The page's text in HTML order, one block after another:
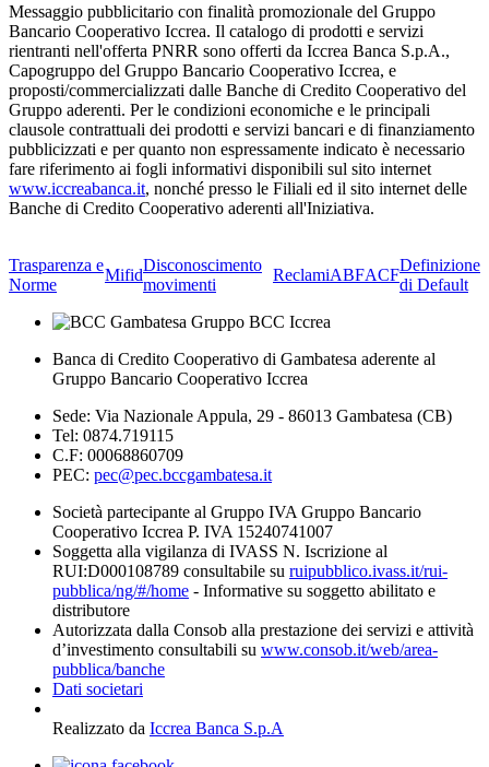
Messaggio pubblicitario con finalità promozionale del Gruppo
Bancario Cooperativo Iccrea. Il catalogo di prodotti e servizi
rientranti nell'offerta PNRR sono offerti da Iccrea Banca S.p.A.,
Capogruppo del Gruppo Bancario Cooperativo Iccrea, e
proposti/commercializzati dalle Banche di Credito Cooperativo del
Gruppo aderenti. Per le condizioni economiche e le principali
clausole contrattuali dei prodotti e servizi bancari e di finanziamento
pubblicizzati e per quanto non espressamente indicato è necessario
fare riferimento ai fogli informativi disponibili sul sito internet
www.iccreabanca.it, nonché presso le Filiali ed il sito internet delle
Banche di Credito Cooperativo aderenti all'Iniziativa.
Trasparenza e
Norme
Mifid
Disconoscimento
movimenti
ReclamiABFACF
Definizione
di Default
Banca di Credito Cooperativo di Gambatesa aderente al
Gruppo Bancario Cooperativo Iccrea
Sede: Via Nazionale Appula, 29 - 86013 Gambatesa (CB)
Tel: 0874.719115
C.F: 00068860709
PEC: pec@pec.bccgambatesa.it
Società partecipante al Gruppo IVA Gruppo Bancario
Cooperativo Iccrea P. IVA 15240741007
Soggetta alla vigilanza di IVASS N. Iscrizione al
RUI:D000108789 consultabile su ruipubblico.ivass.it/rui-
pubblica/ng/#/home - Informative su soggetto abilitato e
distributore
Autorizzata dalla Consob alla prestazione dei servizi e attività
d’investimento consultabili su www.consob.it/web/area-
pubblica/banche
Dati societari
Realizzato da Iccrea Banca S.p.A